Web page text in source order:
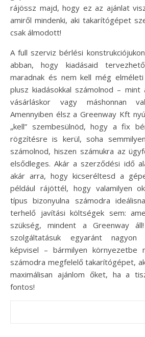
rájössz majd, hogy ez az ajánlat
amiről mindenki, aki takarítógépet
csak álmodott!
A full szerviz bérlési
abban, hogy kiadásaid
maradnak és nem kell még
plusz kiadásokkal számolnod – mint
vásárláskor vagy máshonnan
Amennyiben élsz a Greenway Kft
„kell” szembesülnöd, hogy a fix
rögzítésre is kerül, soha
számolnod, hiszen számukra az
elsődleges. Akár a szerződési idő
akár arra, hogy kicseréltesd a
például rájöttél, hogy valamilyen
típus bizonyulna számodra
terhelő javítási költségek sem:
szükség, mindent a Greenway
szolgáltatásuk egyaránt nagyon
képvisel – bármilyen környezetbe
számodra megfelelő takarítógépet,
maximálisan ajánlom őket, ha a
fontos!